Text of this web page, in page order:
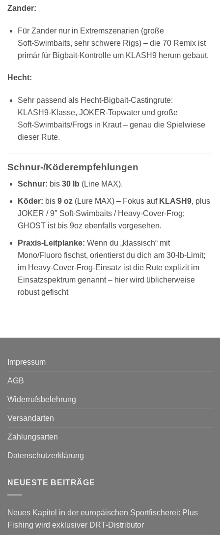
Zander:
Für Zander nur in Extremszenarien (große
Soft‑Swimbaits, sehr schwere Rigs) – die 70 Remix ist
primär für Bigbait‑Kontrolle um KLASH9 herum gebaut.
Hecht:
Sehr passend als Hecht‑Bigbait‑Castingrute:
KLASH9‑Klasse, JOKER‑Topwater und große
Soft‑Swimbaits/Frogs in Kraut – genau die Spielwiese
dieser Rute.
Schnur‑/Köderempfehlungen
Schnur: bis 30 lb (Line MAX).
Köder: bis 9 oz(Lure MAX) – Fokus auf KLASH9, plus
JOKER / 9″ Soft‑Swimbaits / Heavy‑Cover‑Frog;
GHOST ist bis 9oz ebenfalls vorgesehen.
Praxis‑Leitplanke: Wenn du „klassisch“ mit
Mono/Fluoro fischst, orientierst du dich am 30‑lb‑Limit;
im Heavy‑Cover‑Frog‑Einsatz ist die Rute explizit im
Einsatzspektrum genannt – hier wird üblicherweise
robust gefischt
Impressum
AGB
Widerrufsbelehrung
Versandarten
Zahlungsarten
Datenschutzerklärung
NEUESTE BEITRÄGE
Neues Kapitel in der europäischen Sportfischerei: Plus
Fishing wird exklusiver DRT-Distributor